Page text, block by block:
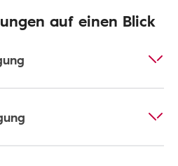
auf einen Blick